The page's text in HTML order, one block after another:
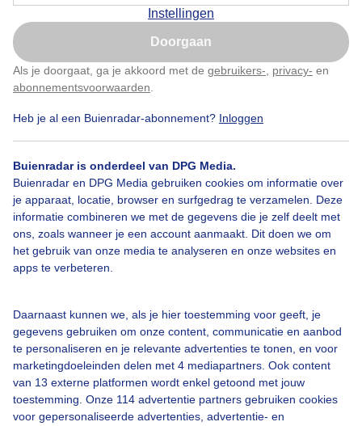
Instellingen
Doorgaan
Als je doorgaat, ga je akkoord met de gebruikers- privacy- en
abonnementsvoorwaarden
Heb je al een Buienradar-abonnement? Inloggen
Buienradar is onderdeel van DPG Media.
Buienradar en DPG Media gebruiken cookies om informatie over
je apparaat, locatie, browser en surfgedrag te verzamelen. Deze
informatie combineren we met de gegevens die je zelf deelt met
ons, zoals wanneer je een account aanmaakt. Dit doen we om
het gebruik van onze media te analyseren en onze websites en
apps te verbeteren.
Daarnaast kunnen we, als je hier toestemming voor geeft, je
gegevens gebruiken om onze content, communicatie en aanbod
te personaliseren en je relevante advertenties te tonen, en voor
marketingdoeleinden delen met 4 mediapartners. Ook content
van 13 externe platformen wordt enkel getoond met jouw
toestemming. Onze 114 advertentie partners gebruiken cookies
voor gepersonaliseerde advertenties, advertentie- en
Door: Jolanda Bakker Gemaakt: 07-06-2026, 33x bekeken
Een moment geduld aub...
Over Buienradar
Bedrijfsgegevens
Nu niet, misschien later
Klik hierom dit aan te passen